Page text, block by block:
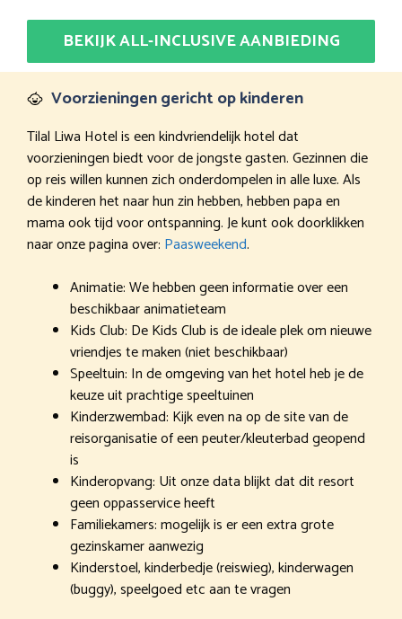
BEKIJK ALL-INCLUSIVE AANBIEDING
Voorzieningen gericht op kinderen
Tilal Liwa Hotel is een kindvriendelijk hotel dat
voorzieningen biedt voor de jongste gasten. Gezinnen die
op reis willen kunnen zich onderdompelen in alle luxe. Als
de kinderen het naar hun zin hebben, hebben papa en
mama ook tijd voor ontspanning. Je kunt ook doorklikken
naar onze pagina over: Paasweekend.
Animatie: We hebben geen informatie over een
beschikbaar animatieteam
Kids Club: De Kids Club is de ideale plek om nieuwe
vriendjes te maken (niet beschikbaar)
Speeltuin: In de omgeving van het hotel heb je de
keuze uit prachtige speeltuinen
Kinderzwembad: Kijk even na op de site van de
reisorganisatie of een peuter/kleuterbad geopend
is
Kinderopvang: Uit onze data blijkt dat dit resort
geen oppasservice heeft
Familiekamers: mogelijk is er een extra grote
gezinskamer aanwezig
Kinderstoel, kinderbedje (reiswieg), kinderwagen
(buggy), speelgoed etc aan te vragen